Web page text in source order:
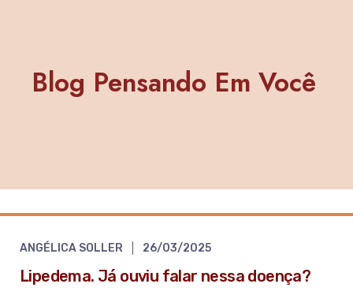
Blog Pensando Em Você
ANGÉLICA SOLLER 26/03/2025
Lipedema. Já ouviu falar nessa doença?